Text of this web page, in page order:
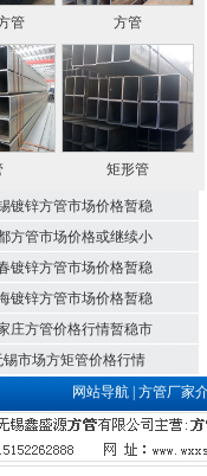
管 方管
矩形管
镀锌方管市场价格暂稳
方管市场价格或继续小
镀锌方管市场价格暂稳
镀锌方管市场价格暂稳
庄方管价格行情暂稳市
锡市场方矩管价格行情
网站导航 方管厂家